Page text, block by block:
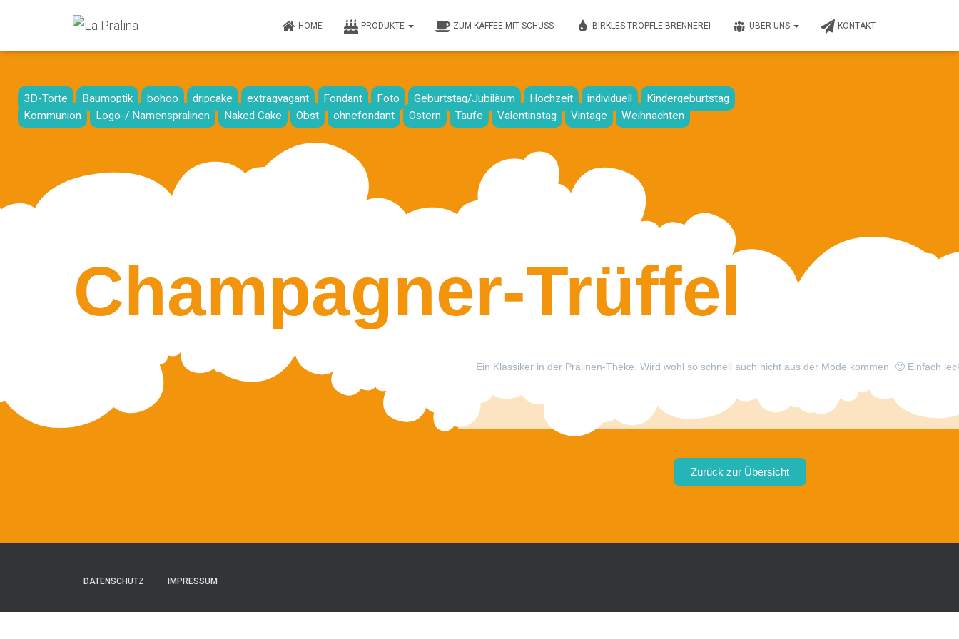
HOME PRODUKTE ZUM KAFFEE MIT SCHUSS BIRKLES TRÖPFLE BRENNEREI ÜBER UNS KONTAKT
3D-Torte Baumoptik bohoo dripcake extragvagant Fondant Foto Geburtstag/Jubiläum Hochzeit individuell
Kindergeburtstag
Kommunion
Logo-/ Namenspralinen Naked Cake Obst ohnefondant Ostern Taufe Valentinstag Vintage Weihnachten
Champagner-Trüffel
Ein Klassiker in der Pralinen-Theke. Wird wohl so schnell auch nicht aus der Mode kommen 🙂 Einfach
Zurück zur Übersicht
DATENSCHUTZ IMPRESSUM